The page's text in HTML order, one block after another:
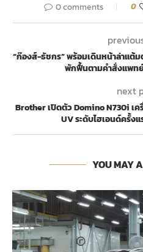
0 comments 0
“ก๊องส์-ธัชกร” พร้อมเดินหน้าล่าแต้
พักฟื้นตามคำสั่งแพท
next
Brother เปิดตัว Domino N730i เ
UV ระดับไฮเอนด์ครั้ง
YOU MAY